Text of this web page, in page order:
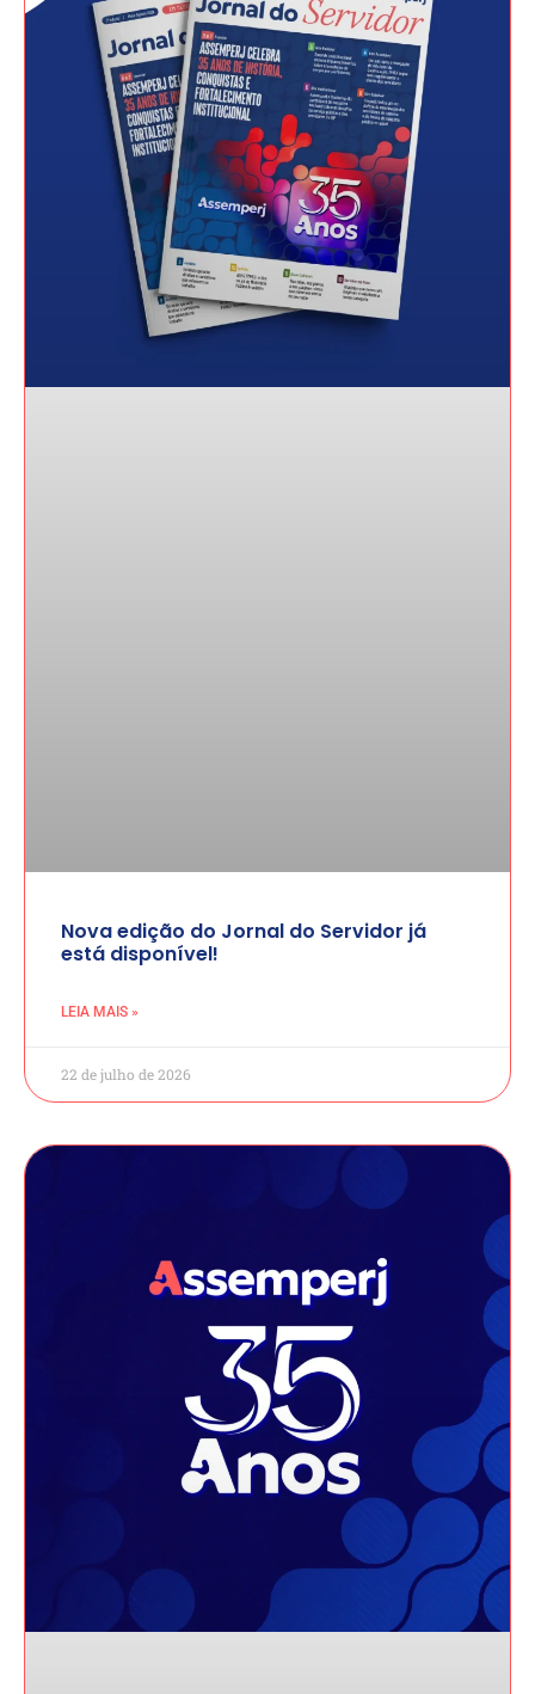
Nova edição do Jornal do Servidor já
está disponível!
LEIA MAIS »
22 de julho de 2026